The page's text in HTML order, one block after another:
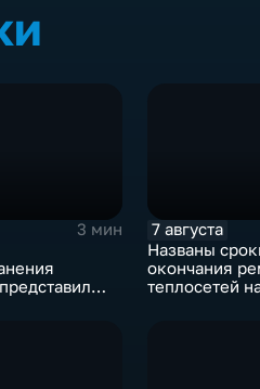
3 мин
7 августа
Названы
окончания
теплосетей